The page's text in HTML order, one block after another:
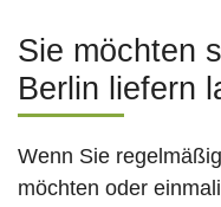
Sie möchten
Berlin liefern
Wenn Sie
möchten oder